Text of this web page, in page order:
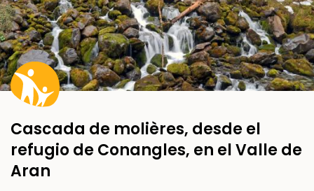
Cascada de molières, desde el
refugio de Conangles, en el Valle de
Aran